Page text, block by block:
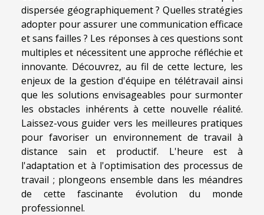
dispersée géographiquement ? Quelles stratégies
adopter pour assurer une communication efficace
et sans failles ? Les réponses à ces questions sont
multiples et nécessitent une approche réfléchie et
innovante. Découvrez, au fil de cette lecture, les
enjeux de la gestion d'équipe en télétravail ainsi
que les solutions envisageables pour surmonter
les obstacles inhérents à cette nouvelle réalité.
Laissez-vous guider vers les meilleures pratiques
pour favoriser un environnement de travail à
distance sain et productif. L'heure est à
l'adaptation et à l'optimisation des processus de
travail ; plongeons ensemble dans les méandres
de cette fascinante évolution du monde
professionnel.